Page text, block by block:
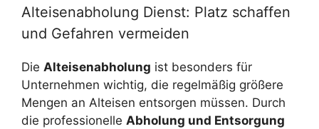
Alteisenabholung Dienst: Platz schaffen
und Gefahren vermeiden
Die Alteisenabholung ist besonders für
Unternehmen wichtig, die regelmäßig größere
Mengen an Alteisen entsorgen müssen. Durch
die professionelle Abholung und Entsorgung